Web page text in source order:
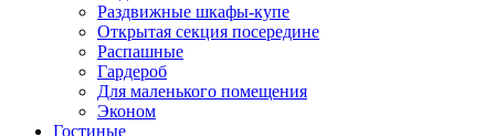
Раздвижные шкафы-купе
Открытая секция посередине
Распашные
Гардероб
Для маленького помещения
Эконом
Гостиные